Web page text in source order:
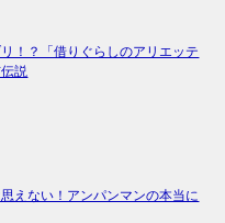
！？「借りぐらしのアリエッテ
説
えない！アンパンマンの本当に